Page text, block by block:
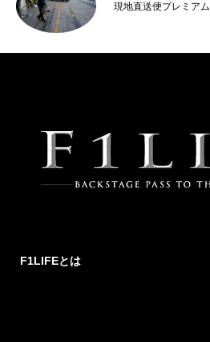
現地直送便プレミアム
F1LIFEとは